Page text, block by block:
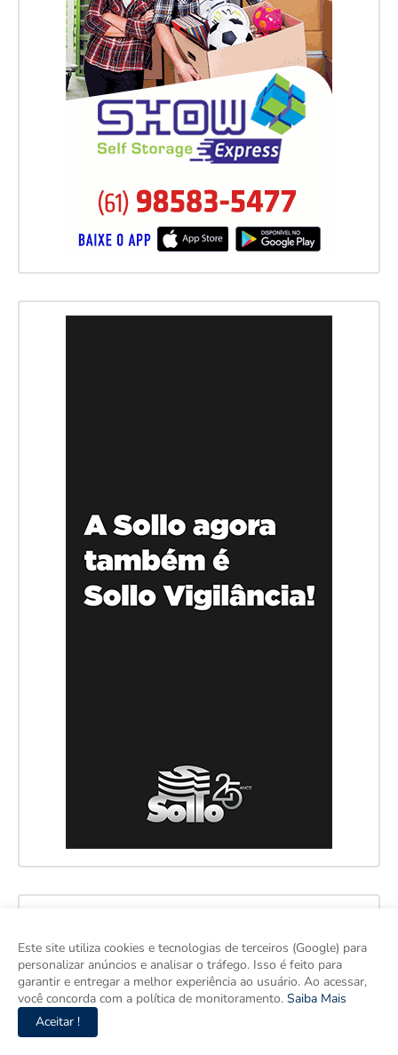
Este site utiliza cookies e tecnologias de terceiros (Google) para
personalizar anúncios e analisar o tráfego. Isso é feito para
garantir e entregar a melhor experiência ao usuário. Ao acessar,
você concorda com a política de monitoramento. Saiba Mais
Aceitar !